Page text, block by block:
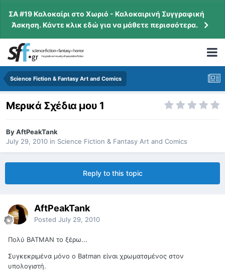
ΣΑ #19 Καλοκαίρι στο Χωριό - Καλοκαιρινή Συγγραφική
Άσκηση. Κάντε κλικ εδώ για να μάθετε περισσότερα.
Science Fiction & Fantasy Art and Comics
Μερικά Σχέδια μου 1
ByAftPeakTank
July 29, 2010 in Science Fiction & Fantasy Art and Comics
Reply to this topic
AftPeakTank
Posted July 29, 2010
Πολύ BATMAN το ξέρω...
Συγκεκριμένα μόνο ο Batman είναι χρωματσμένος στον
υπολογιστή.